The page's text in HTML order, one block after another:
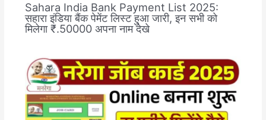
Sahara India Bank Payment List 2025:
सहारा इंडिया बैंक पेमेंट लिस्ट हुआ जारी, इन सभी को
मिलेगा ₹.50000 अपना नाम देखे